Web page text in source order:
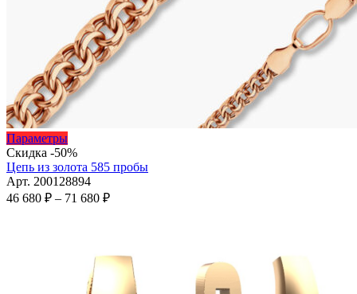
ПараметрыЭтот
товар
имеет
несколько
вариаций.
странице
товара.
Скидка -50%
Цепь из золота 585 пробы
Арт. 200128894
46 680 ₽ – 71 680 ₽Диапазон
–
71
680 ₽